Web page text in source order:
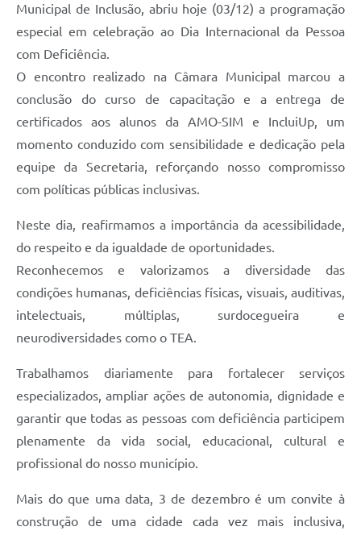
Municipal de Inclusão, abriu hoje (03/12) a programação
especial em celebração ao Dia Internacional da Pessoa
com Deficiência.
O encontro realizado na Câmara Municipal marcou a
conclusão do curso de capacitação e a entrega de
certificados aos alunos da AMO-SIM e IncluiUp, um
momento conduzido com sensibilidade e dedicação pela
equipe da Secretaria, reforçando nosso compromisso
com políticas públicas inclusivas.
Neste dia, reafirmamos a importância da acessibilidade,
do respeito e da igualdade de oportunidades.
Reconhecemos e valorizamos a diversidade das
condições humanas, deficiências físicas, visuais, auditivas,
intelectuais, múltiplas, surdocegueira e
neurodiversidades como o TEA.
Trabalhamos diariamente para fortalecer serviços
especializados, ampliar ações de autonomia, dignidade e
garantir que todas as pessoas com deficiência participem
plenamente da vida social, educacional, cultural e
profissional do nosso município.
Mais do que uma data, 3 de dezembro é um convite à
construção de uma cidade cada vez mais inclusiva,